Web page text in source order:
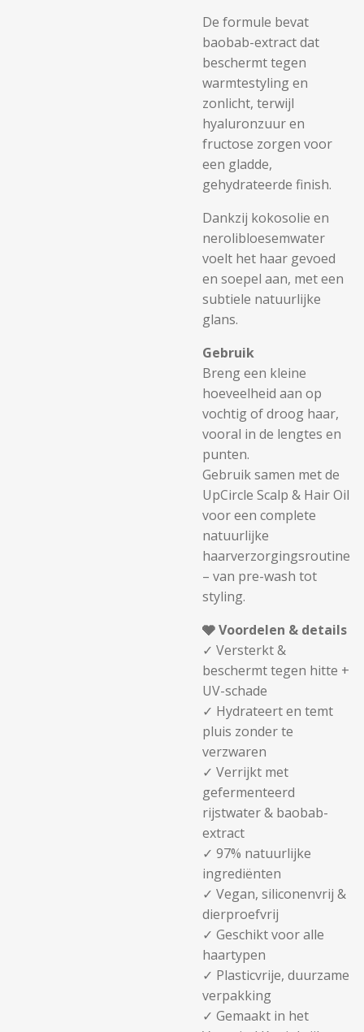
De formule bevat
baobab-extract dat
beschermt tegen
warmtestyling en
zonlicht, terwijl
hyaluronzuur en
fructose zorgen voor
een gladde,
gehydrateerde finish.
Dankzij kokosolie en
nerolibloesemwater
voelt het haar gevoed
en soepel aan, met een
subtiele natuurlijke
glans.
Gebruik
Breng een kleine
hoeveelheid aan op
vochtig of droog haar,
vooral in de lengtes en
punten.
Gebruik samen met de
UpCircle Scalp & Hair Oil
voor een complete
natuurlijke
haarverzorgingsroutine
– van pre-wash tot
styling.
🩶 Voordelen & details
✓ Versterkt &
beschermt tegen hitte +
UV-schade
✓ Hydrateert en temt
pluis zonder te
verzwaren
✓ Verrijkt met
gefermenteerd
rijstwater & baobab-
extract
✓ 97% natuurlijke
ingrediënten
✓ Vegan, siliconenvrij &
dierproefvrij
✓ Geschikt voor alle
haartypen
✓ Plasticvrije, duurzame
verpakking
✓ Gemaakt in het